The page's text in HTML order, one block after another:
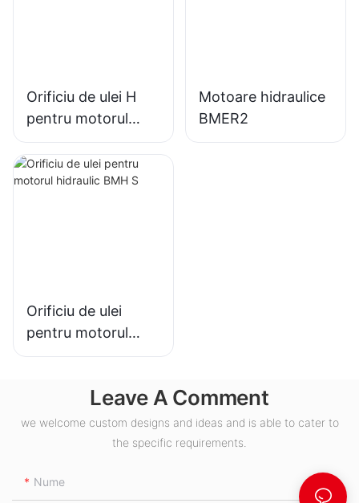
Orificiu de ulei H
pentru motorul
hidraulic BMH
Motoare hidraulice
BMER2
Orificiu de ulei
pentru motorul
hidraulic BMH S
Leave A Comment
we welcome custom designs and ideas and is able to cater to
the specific requirements.
Nume